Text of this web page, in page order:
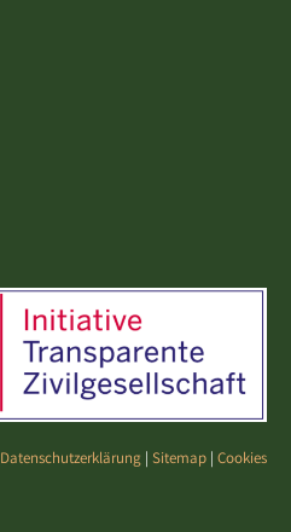
Datenschutzerklärung | Sitemap | Cookies